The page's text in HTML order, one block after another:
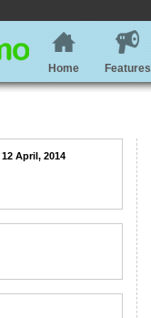
Home Features
12 April, 2014